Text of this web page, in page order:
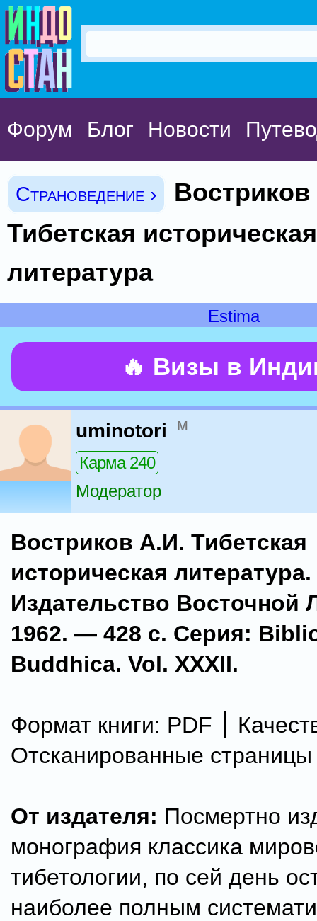
Форум Блог Новости
Страноведение ›
Тибетская историческая
литература
Estima
🔥 Визы в
uminotori м
Карма 240
Модератор
Востриков А.И. Тибетская
историческая
Издательство Восточной
1962. — 428 с. Серия:
Buddhica. Vol. XXXII.
Формат книги: PDF ׀ Качество:
Отсканированные страницы
От издателя: Посмертно
монография классика
тибетологии, по сей день
наиболее полным